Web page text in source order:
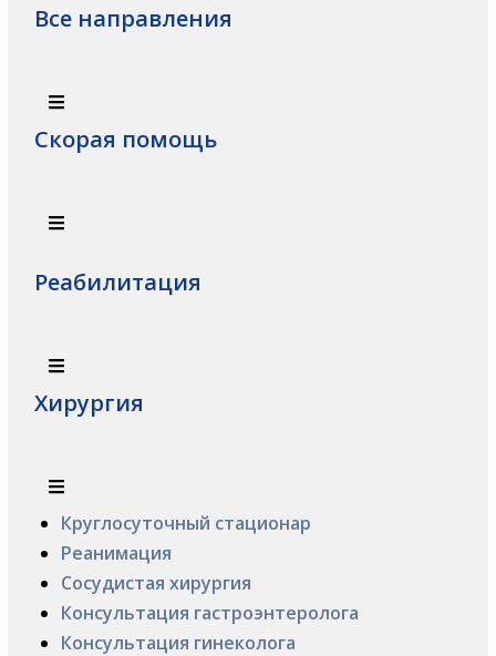
Все направления
Скорая помощь
Реабилитация
Хирургия
Круглосуточный стационар
Реанимация
Сосудистая хирургия
Консультация гастроэнтеролога
Консультация гинеколога